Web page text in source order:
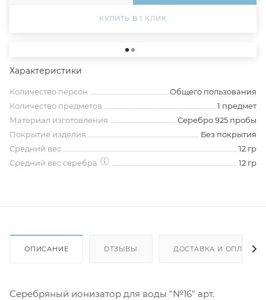
КУПИТЬ В 1 КЛИК
Характеристики
Количество персон
Общего пользования
Количество предметов
1 предмет
Материал изготовления
Серебро 925 пробы
Покрытие изделия
Без покрытия
Средний вес
12 гр
Средний вес серебра
12 гр
ОПИСАНИЕ ОТЗЫВЫ ДОСТАВКА И ОПЛАТА
Серебряный ионизатор для воды "№16" арт.